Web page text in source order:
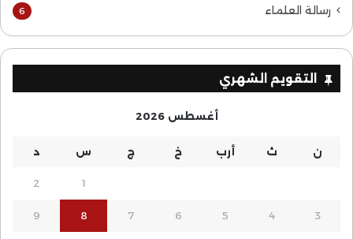
رسالة العلماء 6
التقويم الشهري
أغسطس 2026
ن ث أرب خ ج س د
1
2
3
4
5
6
7
8
9